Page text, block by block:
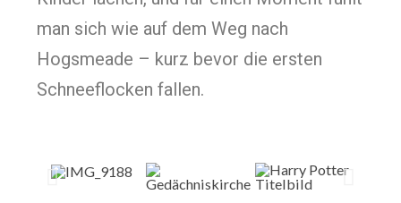
man sich wie auf dem Weg nach
Hogsmeade – kurz bevor die ersten
Schneeflocken fallen.